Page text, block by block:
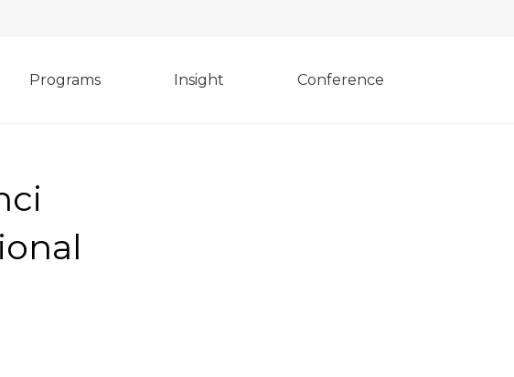
Programs Insight Conference